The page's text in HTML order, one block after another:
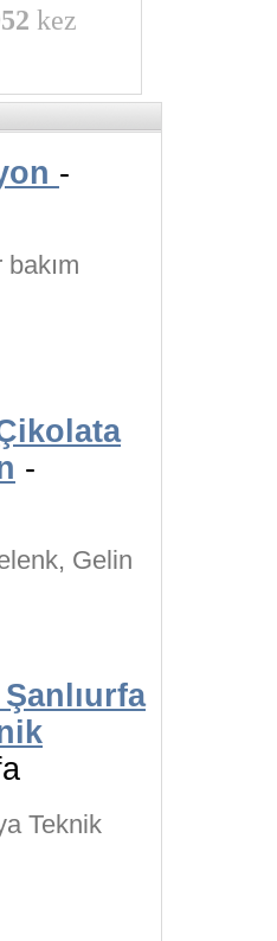
kez
-
-
Gelin
Teknik